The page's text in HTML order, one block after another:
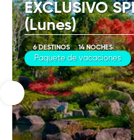
EXCLUSIVO
(Lunes)
6 DESTINOS 14 NOCHES
Paquete de vacaciones